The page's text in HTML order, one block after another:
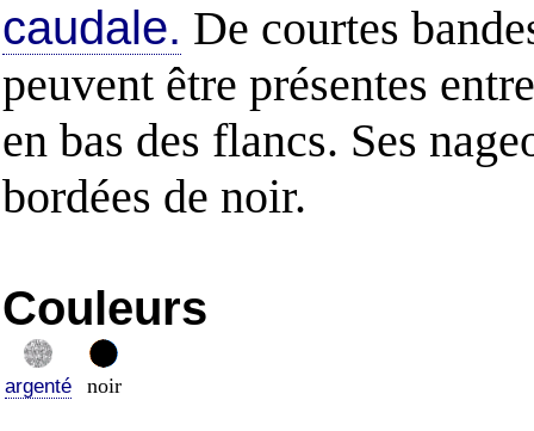
caudale. De courtes
peuvent être présentes
en bas des flancs. Ses
bordées de noir.
Couleurs
argenté noir